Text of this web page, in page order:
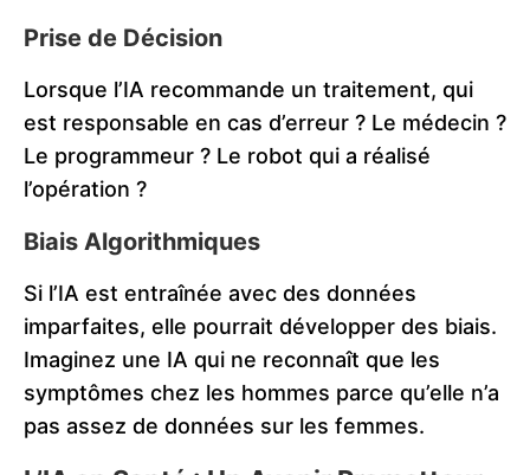
Prise de Décision
Lorsque l’IA recommande un traitement, qui
est responsable en cas d’erreur ? Le médecin ?
Le programmeur ? Le robot qui a réalisé
l’opération ?
Biais Algorithmiques
Si l’IA est entraînée avec des données
imparfaites, elle pourrait développer des biais.
Imaginez une IA qui ne reconnaît que les
symptômes chez les hommes parce qu’elle n’a
pas assez de données sur les femmes.